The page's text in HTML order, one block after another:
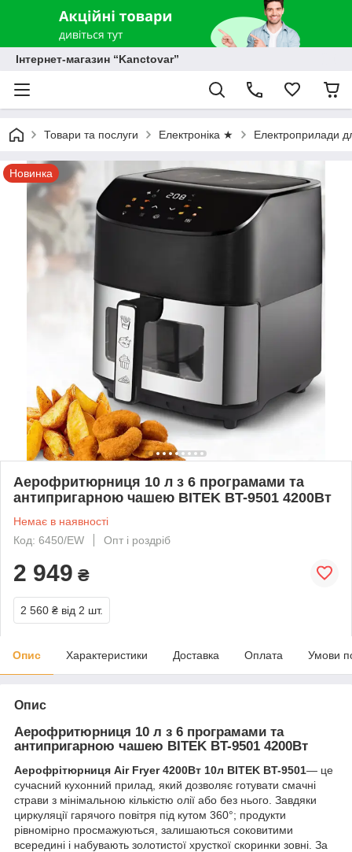
Інтернет-магазин “Kanctovar”
Товари та послуги Електроніка ★ Електроприлади
Новинка
Аерофритюрниця 10 л з 6 програмами та
антипригарною чашею BITEK BT-9501 4200Вт
Немає в наявності
Код: 6450/EW
Опт і роздріб
2 949 ₴
2 560 ₴ від 2 шт.
Опис Характеристики Доставка Оплата Умови
Опис
Аерофритюрниця 10 л з 6 програмами та
антипригарною чашею BITEK BT-9501 4200Вт
Аерофрітюрниця Air Fryer 4200Вт 10л BITEK BT-9501— це
сучасний кухонний прилад, який дозволяє готувати смачні
страви з мінімальною кількістю олії або без нього. Завдяки
циркуляції гарячого повітря під кутом 360°; продукти
рівномірно просмажуються, залишаються соковитими
всередині і набувають золотистої хрусткої скоринки зовні. За